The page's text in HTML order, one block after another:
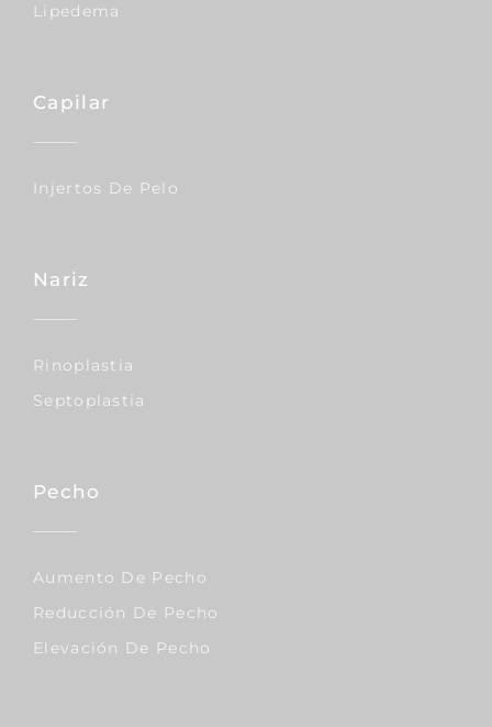
Lipedema
Capilar
Injertos De Pelo
Nariz
Rinoplastia
Septoplastia
Pecho
Aumento De Pecho
Reducción De Pecho
Elevación De Pecho